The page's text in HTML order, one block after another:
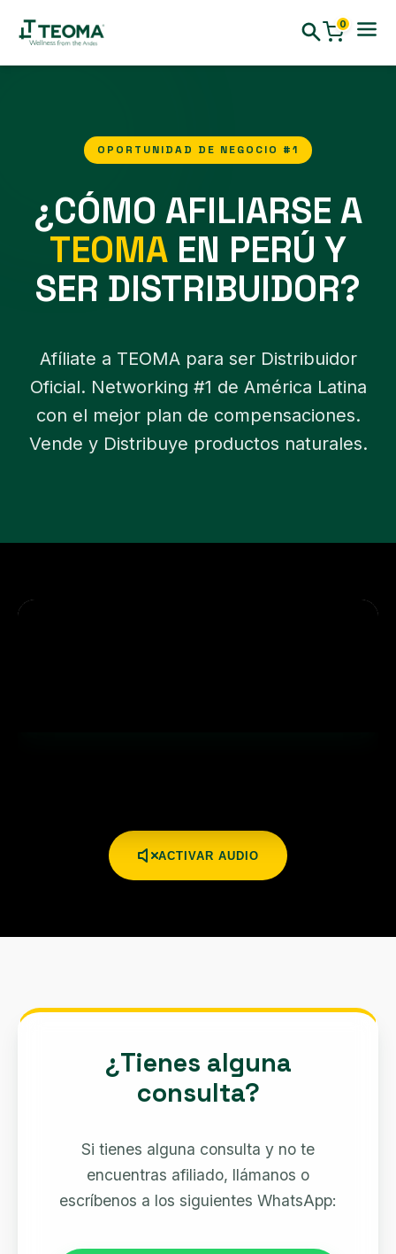
0
OPORTUNIDAD DE NEGOCIO #1
¿CÓMO AFILIARSE A
TEOMA EN PERÚ Y
SER DISTRIBUIDOR?
Afíliate a TEOMA para ser Distribuidor
Oficial. Networking #1 de América Latina
con el mejor plan de compensaciones.
Vende y Distribuye productos naturales.
ACTIVAR AUDIO
¿Tienes alguna
consulta?
Si tienes alguna consulta y no te
encuentras afiliado, llámanos o
escríbenos a los siguientes WhatsApp: